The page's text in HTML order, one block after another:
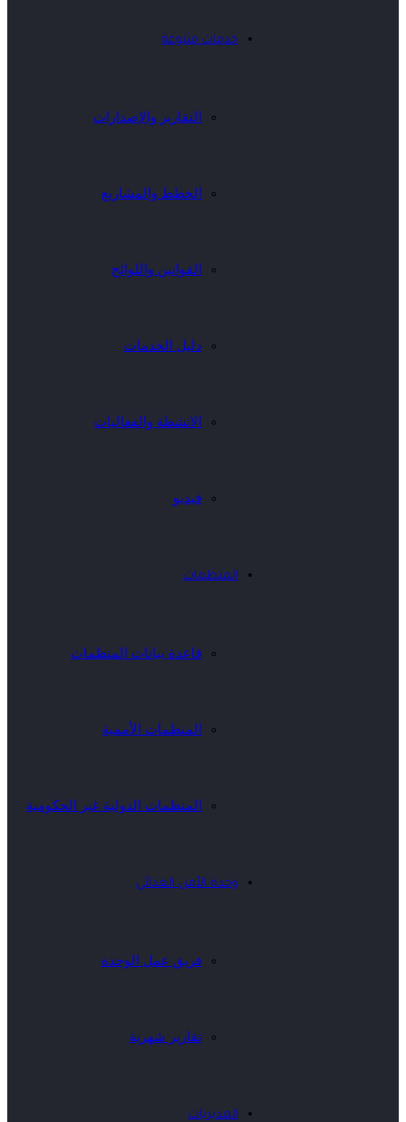
خدمات متنوعة
التقارير والإصدارات
الخطط والمشاريع
القوانين واللوائح
دليل الخدمات
الانشطة والفعاليات
فيديو
المنظمات
قاعدة بيانات المنظمات
المنظمات الأممية
المنظمات الدولية غير الحكومية
وحدة الأمن الغذائي
فريق عمل الوحدة
تقارير شهرية
المديريات